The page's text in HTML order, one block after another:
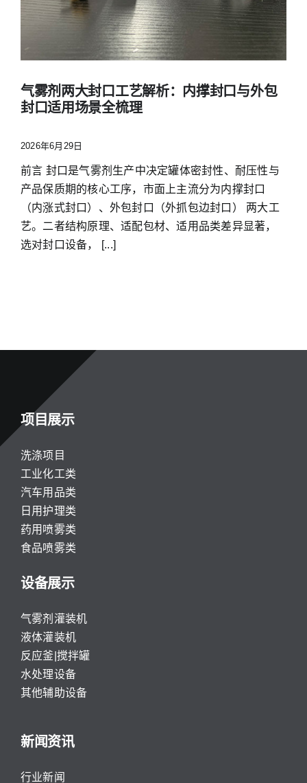
气雾剂两大封口工艺解析：内撑封口与外包
封口适用场景全梳理
2026年6月29日
前言 封口是气雾剂生产中决定罐体密封性、耐压性与
产品保质期的核心工序，市面上主流分为内撑封口
（内涨式封口）、外包封口（外抓包边封口） 两大工
艺。二者结构原理、适配包材、适用品类差异显著，
选对封口设备， [...]
项目展示
洗涤项目
工业化工类
汽车用品类
日用护理类
药用喷雾类
食品喷雾类
设备展示
气雾剂灌装机
液体灌装机
反应釜|搅拌罐
水处理设备
其他辅助设备
新闻资讯
行业新闻